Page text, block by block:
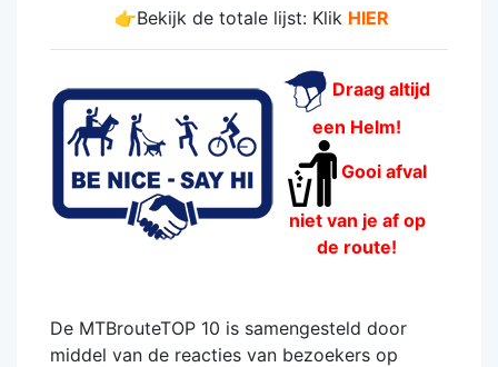
👉Bekijk de totale lijst: Klik HIER
Draag altijd
een Helm!
Gooi afval
niet van je af op
de route!
De MTBrouteTOP 10 is samengesteld door
middel van de reacties van bezoekers op